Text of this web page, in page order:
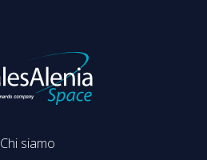
Chi siamo